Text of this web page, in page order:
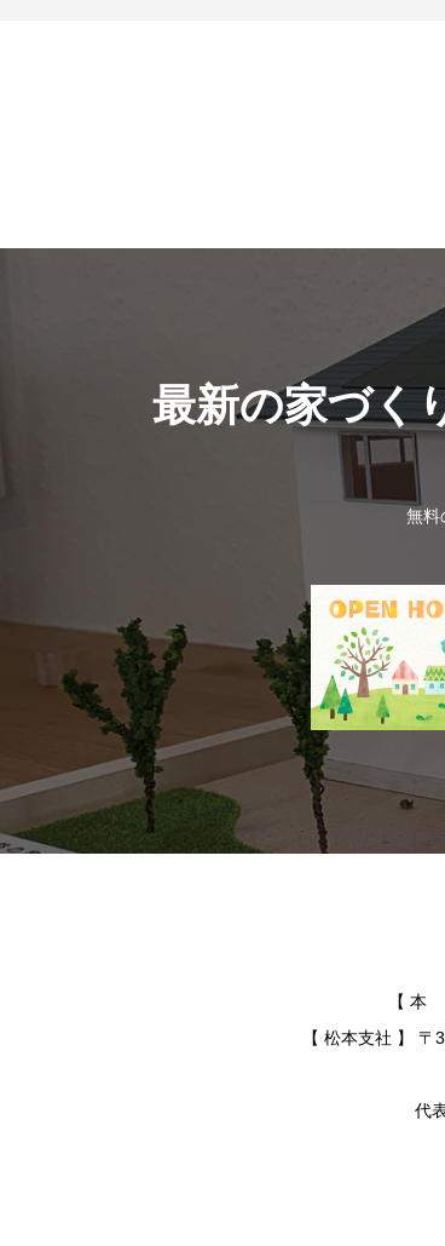
最新の家づく
無料
【 本
【 松本支社 】
代